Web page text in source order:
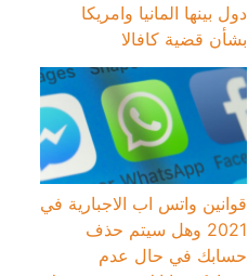
دول بينها المانيا وامريكا
بشأن قضية كافالا
قوانين واتس اب الاجبارية في
2021 وهل سيتم حذف
حسابك في حال عدم